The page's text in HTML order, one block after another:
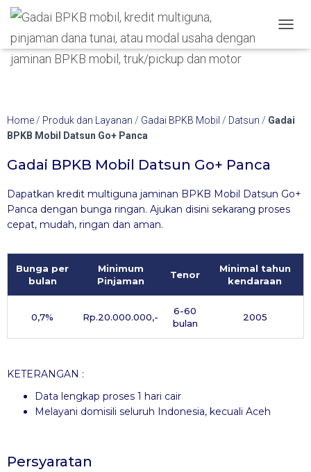
Home / Produk dan Layanan / Gadai BPKB Mobil / Datsun / Gadai
BPKB Mobil Datsun Go+ Panca
Gadai BPKB Mobil Datsun Go+ Panca
Dapatkan kredit multiguna jaminan BPKB Mobil Datsun Go+
Panca dengan bunga ringan. Ajukan disini sekarang proses
cepat, mudah, ringan dan aman.
Bunga per
bulan
Minimum
Pinjaman
Tenor
Minimal tahun
kendaraan
0,7% Rp.20.000.000,-
6-60
bulan
2005
KETERANGAN :
Data lengkap proses 1 hari cair
Melayani domisili seluruh Indonesia, kecuali Aceh
Persyaratan